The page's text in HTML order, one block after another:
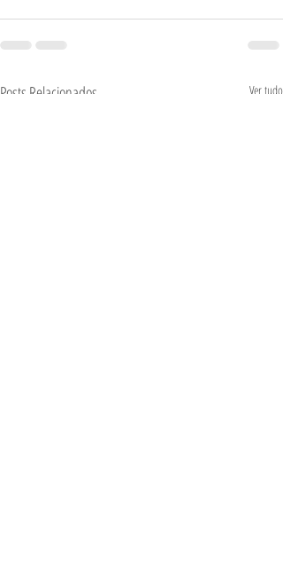
Posts Relacionados Ver tudo